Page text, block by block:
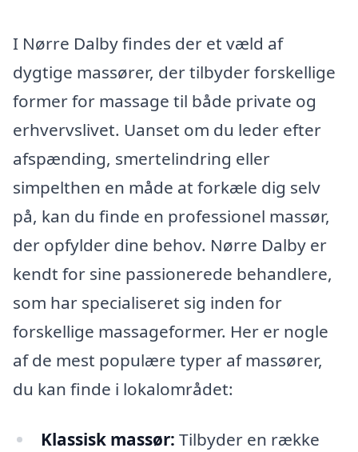
I Nørre Dalby findes der et væld af
dygtige massører, der tilbyder forskellige
former for massage til både private og
erhvervslivet. Uanset om du leder efter
afspænding, smertelindring eller
simpelthen en måde at forkæle dig selv
på, kan du finde en professionel massør,
der opfylder dine behov. Nørre Dalby er
kendt for sine passionerede behandlere,
som har specialiseret sig inden for
forskellige massageformer. Her er nogle
af de mest populære typer af massører,
du kan finde i lokalområdet:
Klassisk massør: Tilbyder en række